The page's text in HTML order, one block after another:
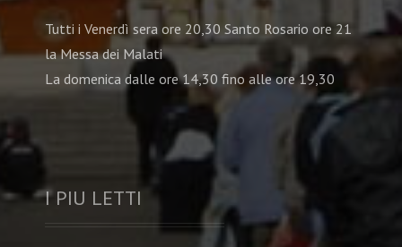
Tutti i Venerdì sera ore 20,30 Santo Rosario ore 21
la Messa dei Malati
La domenica dalle ore 14,30 fino alle ore 19,30
I PIU LETTI